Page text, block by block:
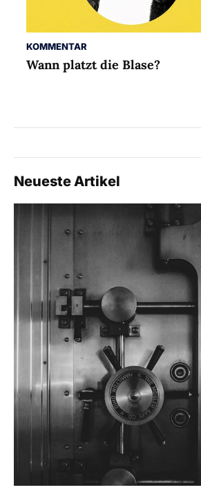
KOMMENTAR
Wann platzt die Blase?
Neueste Artikel